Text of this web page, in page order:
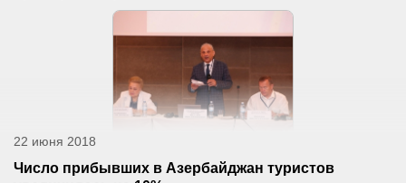
22 июня 2018
Число прибывших в Азербайджан туристов